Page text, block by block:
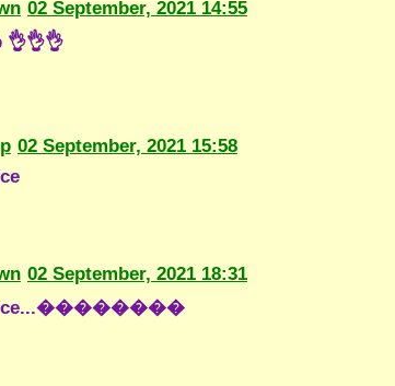
02 September, 2021 14:55
👌👌👌
02 September, 2021 15:58
02 September, 2021 18:31